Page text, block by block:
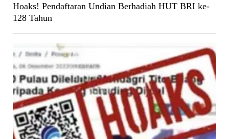
Hoaks! Pendaftaran Undian Berhadiah HUT BRI ke-
128 Tahun